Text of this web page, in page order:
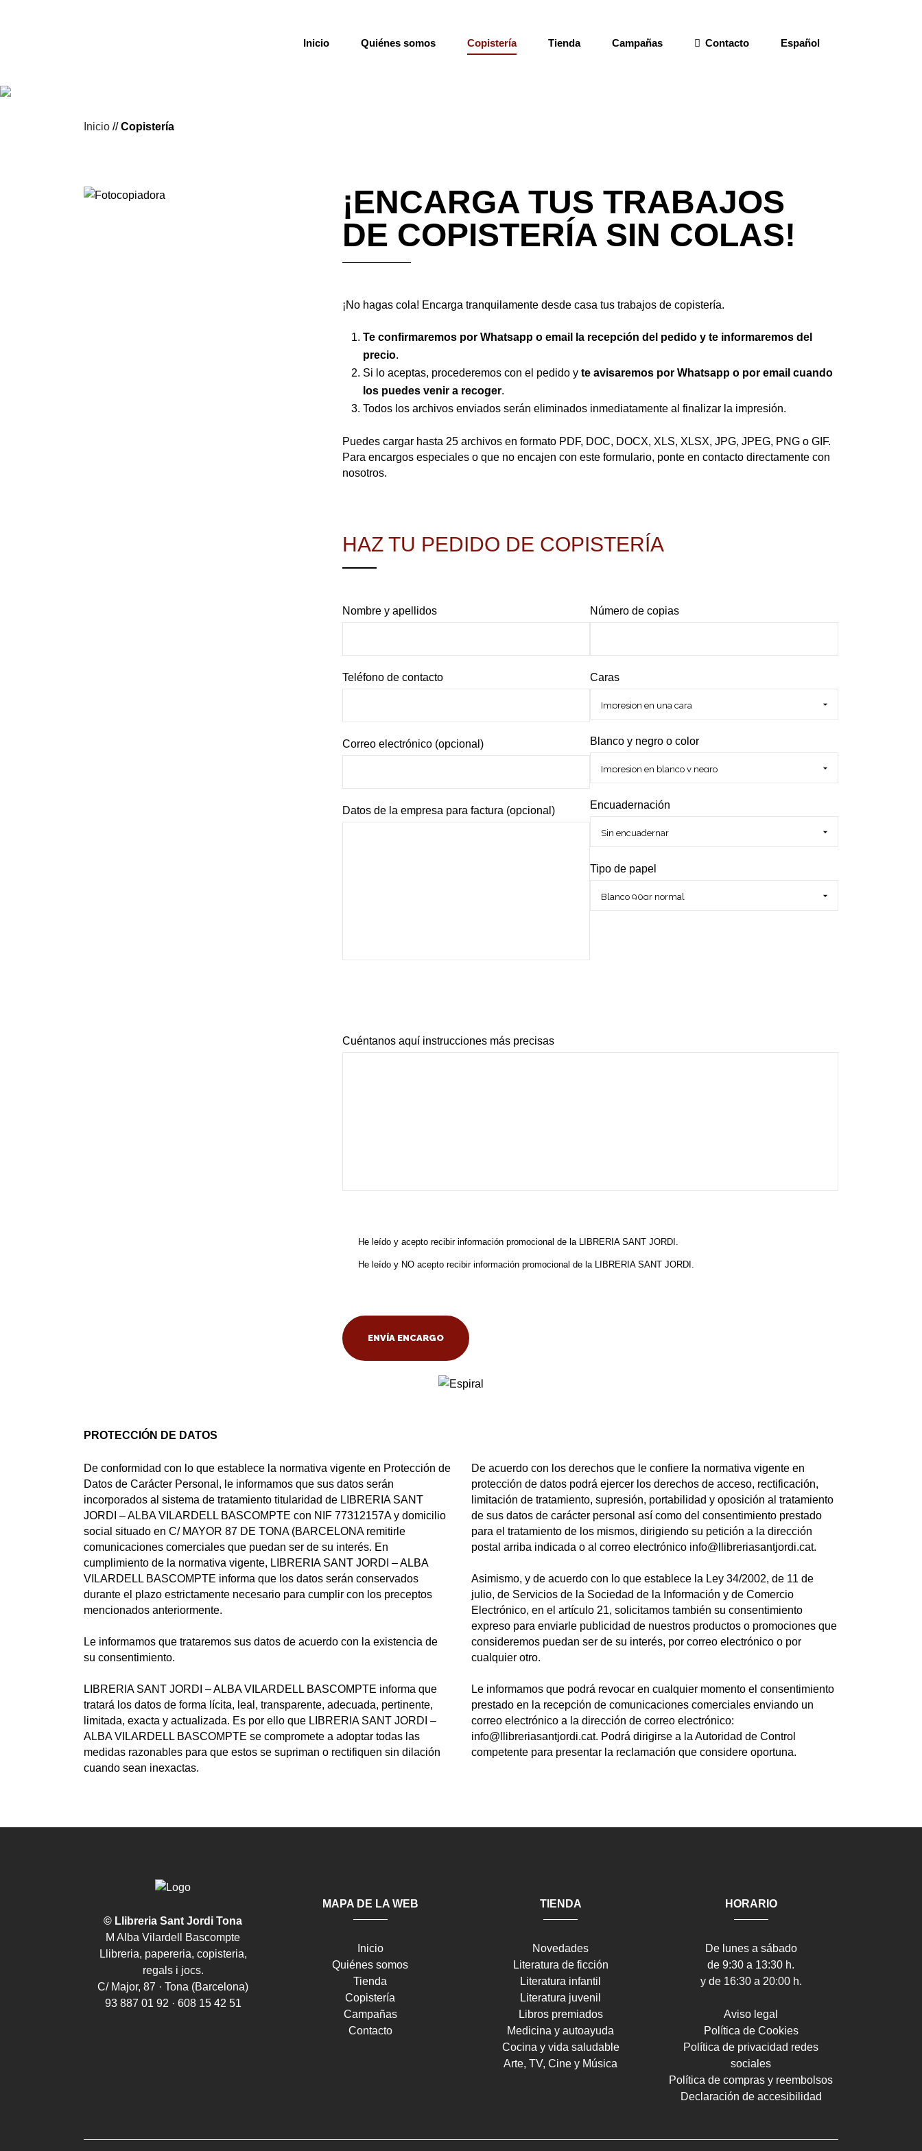
Inicio Quiénes somos Copistería Tienda Campañas Contacto Español
Inicio //Copistería
¡ENCARGA TUS TRABAJOS
DE COPISTERÍA SIN COLAS!
¡No hagas cola! Encarga tranquilamente desde casa tus trabajos de copistería.
Te confirmaremos por Whatsapp o email la recepción del pedido y te informaremos del
precio.
Si lo aceptas, procederemos con el pedido y te avisaremos por Whatsapp o por email cuando
los puedes venir a recoger.
Todos los archivos enviados serán eliminados inmediatamente al finalizar la impresión.
Puedes cargar hasta 25 archivos en formato PDF, DOC, DOCX, XLS, XLSX, JPG, JPEG, PNG o GIF.
Para encargos especiales o que no encajen con este formulario, ponte en contacto directamente con
nosotros.
HAZ TU PEDIDO DE COPISTERÍA
Nombre y apellidos
Teléfono de contacto
Correo electrónico (opcional)
Datos de la empresa para factura (opcional)
Número de copias
Caras
Blanco y negro o color
Encuadernación
Tipo de papel
Cuéntanos aquí instrucciones más precisas
He leído y acepto recibir información promocional de la LIBRERIA SANT JORDI.
He leído y NO acepto recibir información promocional de la LIBRERIA SANT JORDI.
PROTECCIÓN DE DATOS
De conformidad con lo que establece la normativa vigente en Protección de
Datos de Carácter Personal, le informamos que sus datos serán
incorporados al sistema de tratamiento titularidad de LIBRERIA SANT
JORDI – ALBA VILARDELL BASCOMPTE con NIF 77312157A y domicilio
social situado en C/ MAYOR 87 DE TONA (BARCELONA remitirle
comunicaciones comerciales que puedan ser de su interés. En
cumplimiento de la normativa vigente, LIBRERIA SANT JORDI – ALBA
VILARDELL BASCOMPTE informa que los datos serán conservados
durante el plazo estrictamente necesario para cumplir con los preceptos
mencionados anteriormente.
Le informamos que trataremos sus datos de acuerdo con la existencia de
su consentimiento.
LIBRERIA SANT JORDI – ALBA VILARDELL BASCOMPTE informa que
tratará los datos de forma lícita, leal, transparente, adecuada, pertinente,
limitada, exacta y actualizada. Es por ello que LIBRERIA SANT JORDI –
ALBA VILARDELL BASCOMPTE se compromete a adoptar todas las
medidas razonables para que estos se supriman o rectifiquen sin dilación
cuando sean inexactas.
De acuerdo con los derechos que le confiere la normativa vigente en
protección de datos podrá ejercer los derechos de acceso, rectificación,
limitación de tratamiento, supresión, portabilidad y oposición al tratamiento
de sus datos de carácter personal así como del consentimiento prestado
para el tratamiento de los mismos, dirigiendo su petición a la dirección
postal arriba indicada o al correo electrónico info@llibreriasantjordi.cat.
Asimismo, y de acuerdo con lo que establece la Ley 34/2002, de 11 de
julio, de Servicios de la Sociedad de la Información y de Comercio
Electrónico, en el artículo 21, solicitamos también su consentimiento
expreso para enviarle publicidad de nuestros productos o promociones que
consideremos puedan ser de su interés, por correo electrónico o por
cualquier otro.
Le informamos que podrá revocar en cualquier momento el consentimiento
prestado en la recepción de comunicaciones comerciales enviando un
correo electrónico a la dirección de correo electrónico:
info@llibreriasantjordi.cat. Podrá dirigirse a la Autoridad de Control
competente para presentar la reclamación que considere oportuna.
© Llibreria Sant Jordi Tona
M Alba Vilardell Bascompte
Llibreria, papereria, copisteria,
regals i jocs.
C/ Major, 87 · Tona (Barcelona)
93 887 01 92 · 608 15 42 51
MAPA DE LA WEB
Inicio
Quiénes somos
Tienda
Copistería
Campañas
Contacto
TIENDA
Novedades
Literatura de ficción
Literatura infantil
Literatura juvenil
Libros premiados
Medicina y autoayuda
Cocina y vida saludable
Arte, TV, Cine y Música
HORARIO
De lunes a sábado
de 9:30 a 13:30 h.
y de 16:30 a 20:00 h.
Aviso legal
Política de Cookies
Política de privacidad redes
sociales
Política de compras y reembolsos
Declaración de accesibilidad